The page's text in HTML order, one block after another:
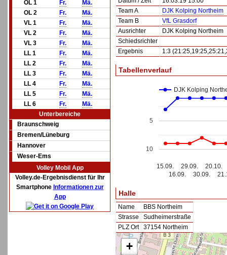
OL 1
Fr.
Mä.
OL 2
Fr.
Mä.
VL 1
Fr.
Mä.
VL 2
Fr.
Mä.
VL 3
Fr.
Mä.
LL 1
Fr.
Mä.
LL 2
Fr.
Mä.
LL 3
Fr.
Mä.
LL 4
Fr.
Mä.
LL 5
Fr.
Mä.
LL 6
Fr.
Mä.
Unterbereiche
Braunschweig
Bremen/Lüneburg
Hannover
Weser-Ems
Volley Mobil App
Volley.de-Ergebnisdienst für Ihr
Smartphone Informationen zur
App
Team A
DJK Kolping Northeim
Team B
VfL Grasdorf
Ausrichter
DJK Kolping Northeim
Schiedsrichter
Ergebnis
1:3
Tabellenverlauf
DJK Kolping
15.09.
16.09.
29.09.
30.09.
20.10.
5
10
Halle
Name
BBS Northeim
Strasse
Sudheimerstraße
PLZ Ort
37154 Northeim
+